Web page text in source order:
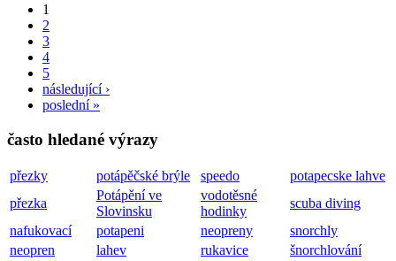
1
2
3
4
5
následující ›
poslední »
často hledané výrazy
přezky potápěčské brýle speedo
potapecske lahve
přezka
Potápění ve
Slovinsku
vodotěsné
hodinky
scuba diving
nafukovací
potapeni neopreny
snorchly
neopren
lahev rukavice
šnorchlování